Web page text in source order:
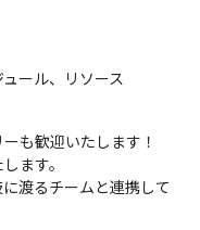
ール、リソース
も歓迎いたします！
ます。
渡るチームと連携して